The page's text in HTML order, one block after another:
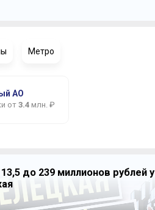
Метро
АО
от 3.4млн. ₽
до 239 миллионов рублей у